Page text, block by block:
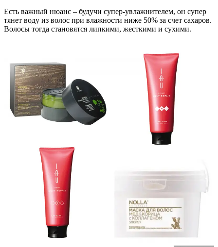
Есть важный нюанс – будучи супер-увлажнителем, он супер
тянет воду из волос при влажности ниже 50% за счет сахаров.
Волосы тогда становятся липкими, жесткими и сухими.